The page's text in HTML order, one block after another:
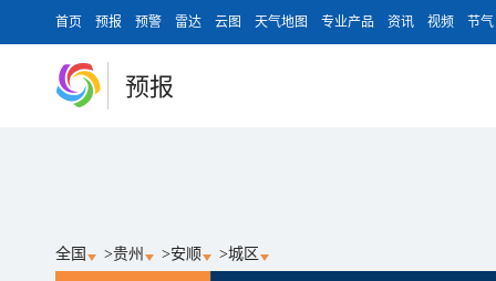
首页 预报 预警 雷达 云图 天气地图 专业产品 资讯 视频 节气
预报
全国 >贵州 >安顺 >城区